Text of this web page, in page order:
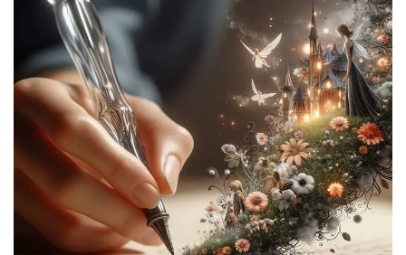
όποιο κόστος… Εστιάζουμε την προσοχή μας στην διαδρομή της
ευχαρίστησης της διαδικασίας και δεν μένουμε μόνο στους
στόχους Δεχόμαστε το ότι οι αλλαγές […]